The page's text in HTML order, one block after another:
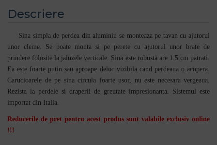
Descriere
Sina simpla de perdea din aluminiu se monteaza pe tavan cu ajutorul
unor cleme. Se poate monta si pe perete cu ajutorul unor brate de
prindere folosite la jaluzele verticale. Sina este robusta are 1.5 cm patrati.
Ea este foarte putin sau aproape deloc vizibila cand perdeaua o acopera.
Carucioarele de pe sina circula foarte usor, nu este necesara vergeaua.
Rezista la perdele si draperii de greutate impresionanta. Sistemul este
importat din Italia.
Reducerile de pret pentru acest produs sunt valabile exclusiv online
!!!